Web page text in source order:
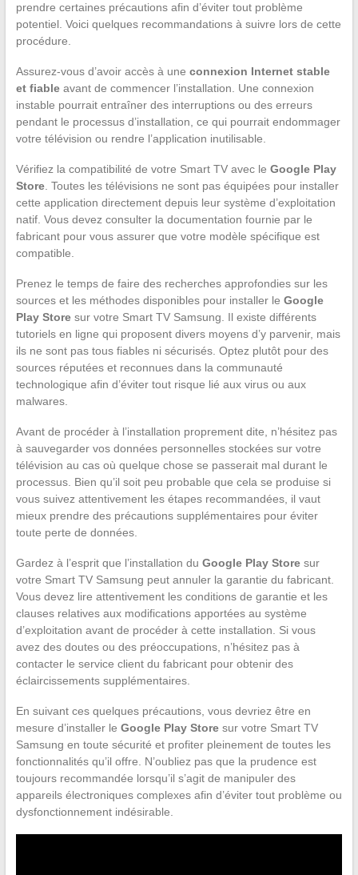
prendre certaines précautions afin d’éviter tout problème
potentiel. Voici quelques recommandations à suivre lors de cette
procédure.
Assurez-vous d’avoir accès à une connexion Internet stable
et fiableavant de commencer l’installation. Une connexion
instable pourrait entraîner des interruptions ou des erreurs
pendant le processus d’installation, ce qui pourrait endommager
votre télévision ou rendre l’application inutilisable.
Vérifiez la compatibilité de votre Smart TV avec le Google Play
Store. Toutes les télévisions ne sont pas équipées pour installer
cette application directement depuis leur système d’exploitation
natif. Vous devez consulter la documentation fournie par le
fabricant pour vous assurer que votre modèle spécifique est
compatible.
Prenez le temps de faire des recherches approfondies sur les
sources et les méthodes disponibles pour installer le Google
Play Storesur votre Smart TV Samsung. Il existe différents
tutoriels en ligne qui proposent divers moyens d’y parvenir, mais
ils ne sont pas tous fiables ni sécurisés. Optez plutôt pour des
sources réputées et reconnues dans la communauté
technologique afin d’éviter tout risque lié aux virus ou aux
malwares.
Avant de procéder à l’installation proprement dite, n’hésitez pas
à sauvegarder vos données personnelles stockées sur votre
télévision au cas où quelque chose se passerait mal durant le
processus. Bien qu’il soit peu probable que cela se produise si
vous suivez attentivement les étapes recommandées, il vaut
mieux prendre des précautions supplémentaires pour éviter
toute perte de données.
Gardez à l’esprit que l’installation du Google Play Storesur
votre Smart TV Samsung peut annuler la garantie du fabricant.
Vous devez lire attentivement les conditions de garantie et les
clauses relatives aux modifications apportées au système
d’exploitation avant de procéder à cette installation. Si vous
avez des doutes ou des préoccupations, n’hésitez pas à
contacter le service client du fabricant pour obtenir des
éclaircissements supplémentaires.
En suivant ces quelques précautions, vous devriez être en
mesure d’installer le Google Play Storesur votre Smart TV
Samsung en toute sécurité et profiter pleinement de toutes les
fonctionnalités qu’il offre. N’oubliez pas que la prudence est
toujours recommandée lorsqu’il s’agit de manipuler des
appareils électroniques complexes afin d’éviter tout problème ou
dysfonctionnement indésirable.